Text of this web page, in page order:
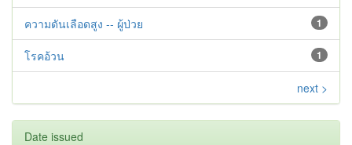
1
ความดันเลือดสูง -- ผู้ป่วย
1
โรคอ้วน
next >
Date issued